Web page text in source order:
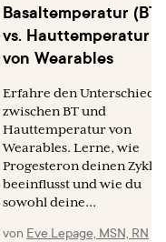
Basaltemperatur (BT)
vs. Hauttemperatur
von Wearables
Erfahre den Unterschied
zwischen BT und
Hauttemperatur von
Wearables. Lerne, wie
Progesteron deinen Zyklus
beeinflusst und wie du
sowohl deine...
von Eve Lepage, MSN, RN